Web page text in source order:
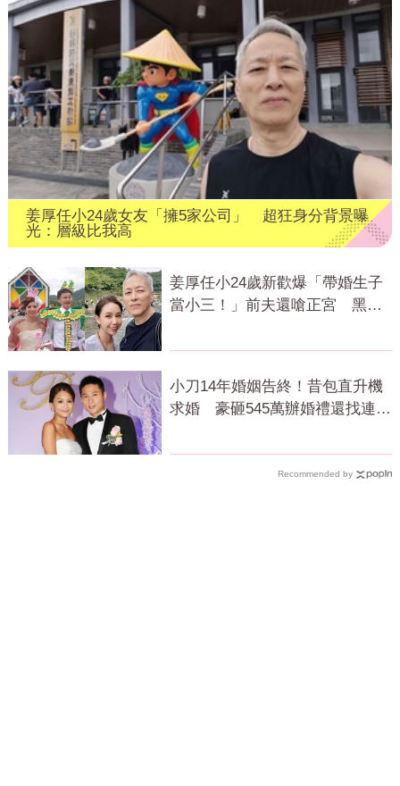
姜厚任小24歲女友「擁5家公司」 超狂身分背景曝
光：層級比我高
姜厚任小24歲新歡爆「帶婚生子
當小三！」前夫還嗆正宮 黑歷
小刀14年婚姻告終！昔包直升機
求婚 豪砸545萬辦婚禮還找連戰
Recommended by